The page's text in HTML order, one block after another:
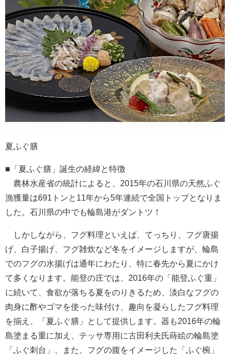
夏ふぐ膳
■「夏ふぐ膳」誕生の経緯と特徴
農林水産省の統計によると、2015年の石川県の天然ふぐ
漁獲量は691トンと11年から5年連続で全国トップとなりま
した。石川県の中でも輪島港がダントツ！
しかしながら、フグ料理といえば、てっちり、フグ唐揚
げ、白子揚げ、フグ雑炊など冬をイメージしますが、輪島
でのフグの水揚げは通年にわたり、特に春先から夏にかけ
て多くなります。能登の庄では、2016年の「能登ふぐ重」
に続いて、食欲が落ちる夏をのりきるため、淡白なフグの
肉身に酢やゴマを使った味付け、趣向を凝らしたフグ料理
を揃え、「夏ふぐ膳」として提供します。器も2016年の輪
島塗まる重に加え、テッサ専用に古田利夫氏蒔絵の輪島塗
「ふぐ刺台」、また、フグの腹をイメージした「ふぐ椀」